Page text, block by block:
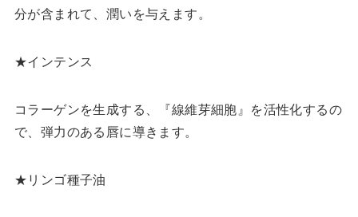
分が含まれて、潤いを与えます。
★インテンス
コラーゲンを生成する、『線維芽細胞』を活性化するの
で、弾力のある唇に導きます。
★リンゴ種子油